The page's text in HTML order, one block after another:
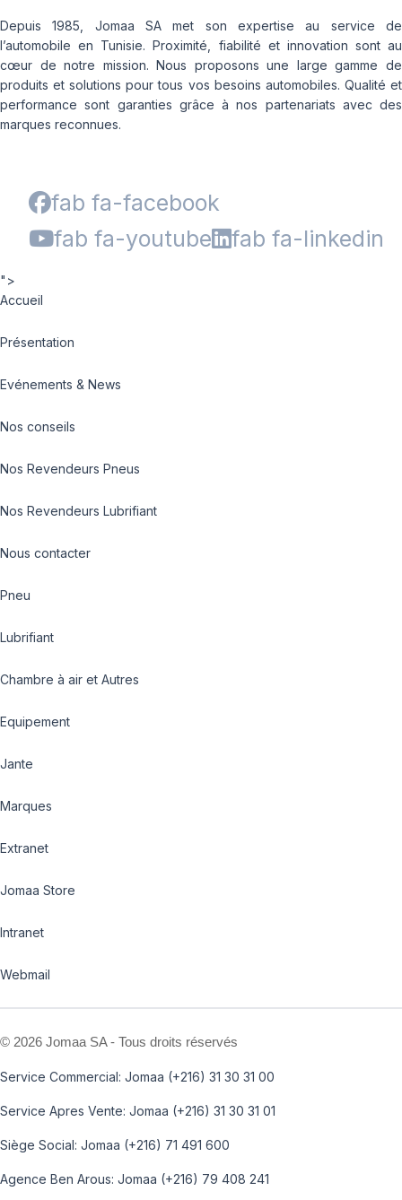
Depuis 1985, Jomaa SA met son expertise au service de
l’automobile en Tunisie. Proximité, fiabilité et innovation sont au
cœur de notre mission. Nous proposons une large gamme de
produits et solutions pour tous vos besoins automobiles. Qualité et
performance sont garanties grâce à nos partenariats avec des
marques reconnues.
fab fa-facebook
fab fa-youtube
fab fa-linkedin
">
Accueil
Présentation
Evénements & News
Nos conseils
Nos Revendeurs Pneus
Nos Revendeurs Lubrifiant
Nous contacter
Pneu
Lubrifiant
Chambre à air et Autres
Equipement
Jante
Marques
Extranet
Jomaa Store
Intranet
Webmail
© 2026 Jomaa SA - Tous droits réservés
Service Commercial: Jomaa (+216) 31 30 31 00
Service Apres Vente: Jomaa (+216) 31 30 31 01
Siège Social: Jomaa (+216) 71 491 600
Agence Ben Arous: Jomaa (+216) 79 408 241